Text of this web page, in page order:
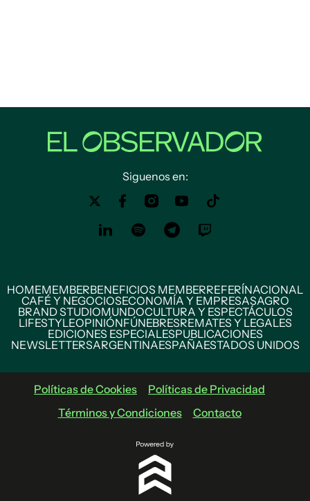
Siguenos en:
HOMEMEMBERBENEFICIOS MEMBERREFERÍNACIONAL
CAFÉ Y NEGOCIOSECONOMÍA Y EMPRESASAGRO
BRAND STUDIOMUNDOCULTURA Y ESPECTÁCULOS
LIFESTYLEOPINIÓNFÚNEBRESREMATES Y LEGALES
EDICIONES ESPECIALESPUBLICACIONES
NEWSLETTERSARGENTINAESPAÑAESTADOS UNIDOS
Políticas de Cookies
Políticas de Privacidad
Términos y Condiciones
Contacto